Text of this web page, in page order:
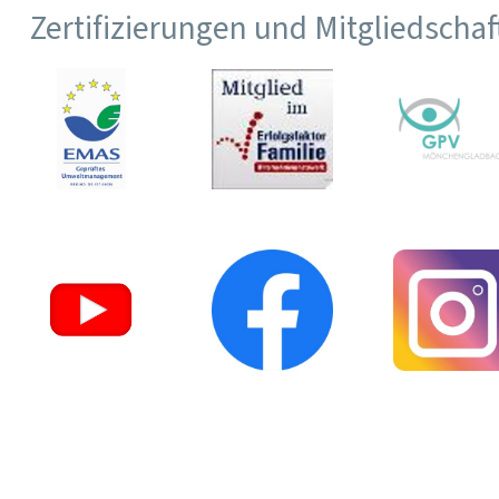
Zertifizierungen und